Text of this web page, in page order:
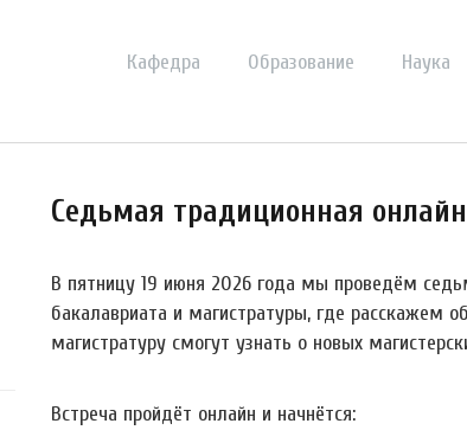
Кафедра Образование Наука
Седьмая традиционная
В пятницу 19 июня 2026 года мы проведём
бакалавриата и магистратуры, где расскажем
магистратуру смогут узнать о новых
Встреча пройдёт онлайн и начнётся: